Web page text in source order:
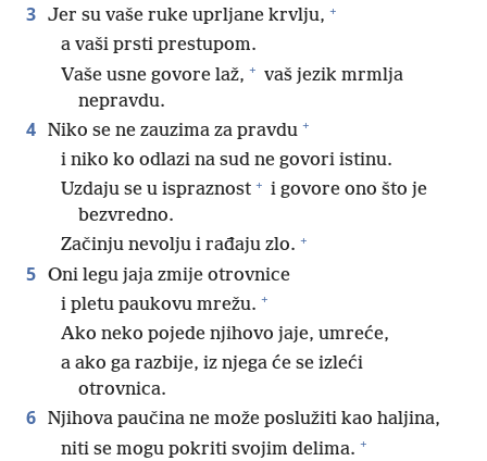
3 Jer su vaše ruke uprljane krvlju, +
a vaši prsti prestupom.
Vaše usne govore laž, + vaš jezik mrmlja
nepravdu.
4 Niko se ne zauzima za pravdu +
i niko ko odlazi na sud ne govori istinu.
Uzdaju se u ispraznost + i govore ono što je
bezvredno.
Začinju nevolju i rađaju zlo. +
5 Oni legu jaja zmije otrovnice
i pletu paukovu mrežu. +
Ako neko pojede njihovo jaje, umreće,
a ako ga razbije, iz njega će se izleći
otrovnica.
6 Njihova paučina ne može poslužiti kao haljina,
niti se mogu pokriti svojim delima. +